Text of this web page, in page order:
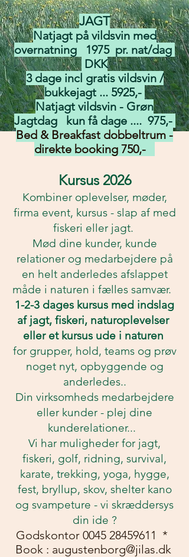
JAGT
Natjagt på vildsvin med
overnatning 1975 pr. nat/dag
DKK
3 dage incl gratis vildsvin /
bukkejagt ... 5925,-
Natjagt vildsvin - Grøn
Jagtdag kun få dage .... 975,-
Bed & Breakfast dobbeltrum -
direkte booking 750,-
Kursus 2026
Kombiner oplevelser, møder,
firma event, kursus - slap af med
fiskeri eller jagt.
Mød dine kunder, kunde
relationer og medarbejdere på
en helt anderledes afslappet
måde i naturen i fælles samvær.
1-2-3 dages kursus med indslag
af jagt, fiskeri, naturoplevelser
eller et kursus ude i naturen
for grupper, hold, teams og prøv
noget nyt, opbyggende og
anderledes..
Din virksomheds medarbejdere
eller kunder - plej dine
kunderelationer...
Vi har muligheder for jagt,
fiskeri, golf, ridning, survival,
karate, trekking, yoga, hygge,
fest, bryllup, skov, shelter kano
og svampeture - vi skræddersys
din ide ?
Godskontor 0045 28459611 *
Book : augustenborg@jilas.dk